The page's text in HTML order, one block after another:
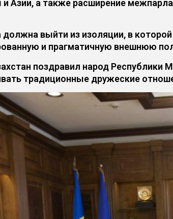
Азии, а также расширение
выйти из изоляции, в
и прагматичную внешнюю
поздравил народ
традиционные дружеские